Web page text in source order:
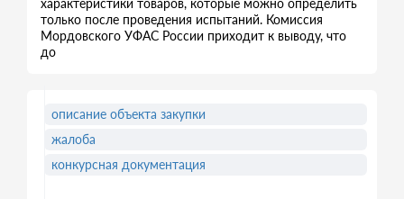
характеристики товаров, которые можно определить
только после проведения испытаний. Комиссия
Мордовского УФАС России приходит к выводу, что
до
описание объекта закупки
жалоба
конкурсная документация